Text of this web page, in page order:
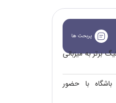
پربحث ها
برتر به میزبانی
با حضور